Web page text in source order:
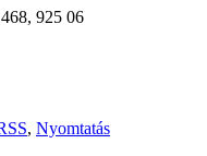
925 06
, Nyomtatás